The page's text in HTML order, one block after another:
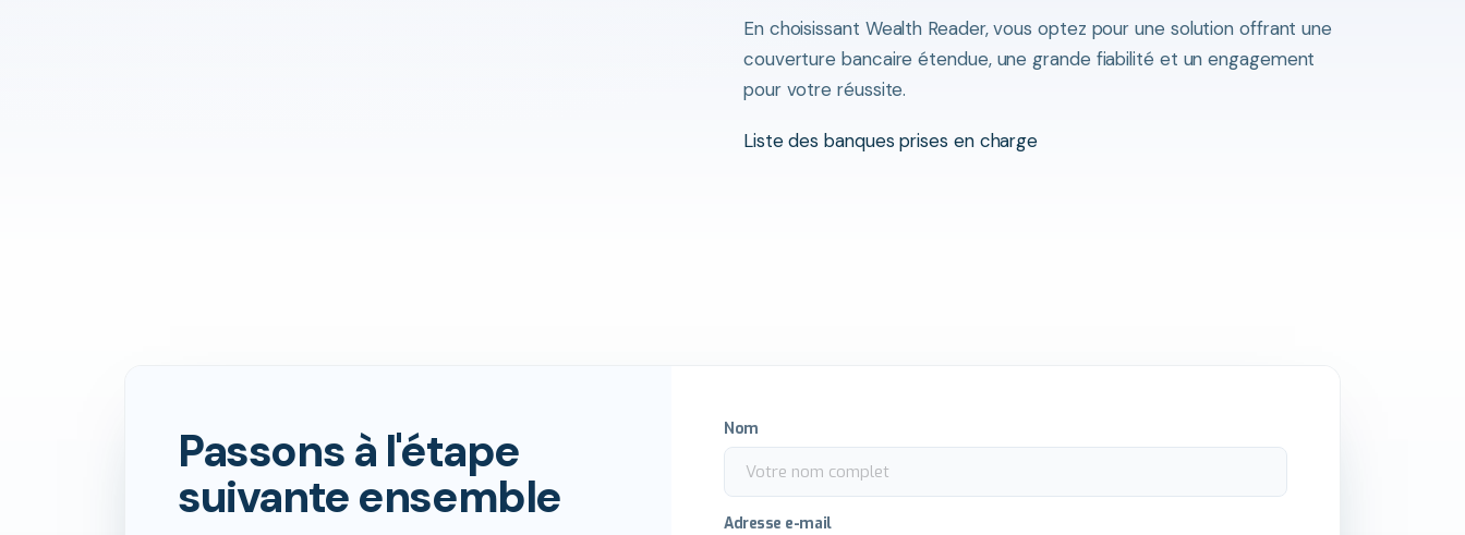
En choisissant Wealth Reader, vous optez pour une solution offrant une
couverture bancaire étendue, une grande fiabilité et un engagement
pour votre réussite.
Liste des banques prises en charge
Passons à l'étape
suivante ensemble
Nom
Adresse e-mail